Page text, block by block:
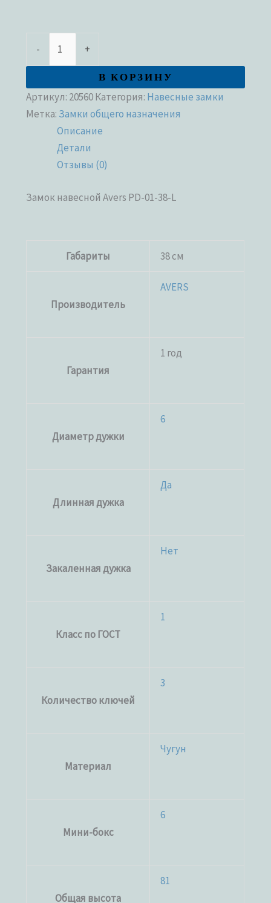
- +
В КОРЗИНУ
Артикул: 20560Категория: Навесные замки
Метка: Замки общего назначения
Описание
Детали
Отзывы (0)
Замок навесной Avers PD-01-38-L
Габариты 38 см
Производитель
AVERS
Гарантия
1 год
Диаметр дужки
6
Длинная дужка
Да
Закаленная дужка
Нет
Класс по ГОСТ
1
Количество ключей
3
Материал
Чугун
Мини-бокс
6
Общая высота
81